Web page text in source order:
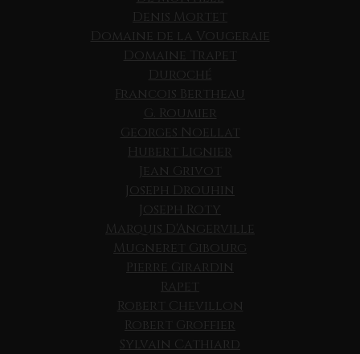
Denis Mortet
Domaine de la Vougeraie
Domaine Trapet
Duroché
Francois Bertheau
G. Roumier
Georges Noellat
Hubert Lignier
Jean Grivot
Joseph Drouhin
Joseph Roty
Marquis D'Angerville
Mugneret Gibourg
Pierre Girardin
Rapet
Robert Chevillon
Robert Groffier
Sylvain Cathiard